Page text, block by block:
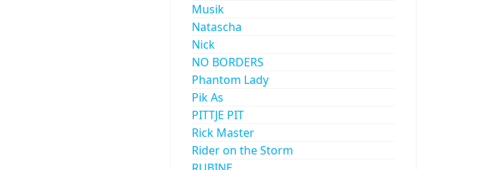
Musik
Natascha
Nick
NO BORDERS
Phantom Lady
Pik As
PITTJE PIT
Rick Master
Rider on the Storm